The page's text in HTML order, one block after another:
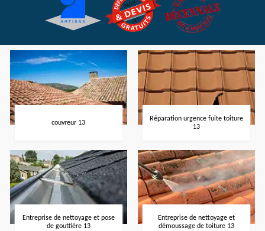
couvreur 13
Réparation urgence fuite toiture
13
Entreprise de nettoyage et pose
de gouttière 13
Entreprise de nettoyage et
démoussage de toiture 13